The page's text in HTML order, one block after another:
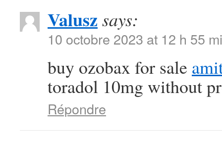
Valusz says:
10 octobre 2023 at 12 h 55
buy ozobax for sale
toradol 10mg without
Répondre